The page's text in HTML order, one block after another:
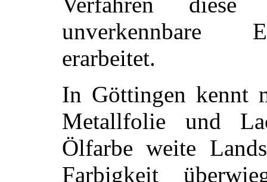
unverkennbare
erarbeitet.
In Göttingen kennt
Metallfolie und
Ölfarbe weite
Farbigkeit